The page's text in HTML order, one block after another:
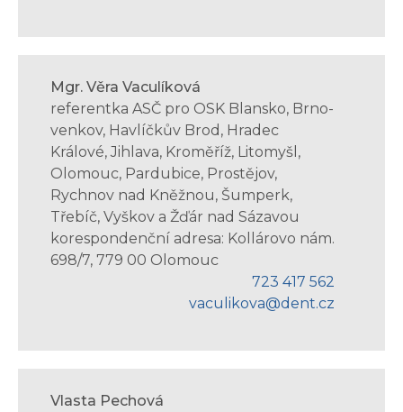
Mgr. Věra Vaculíková
referentka ASČ pro OSK Blansko, Brno-
venkov, Havlíčkův Brod, Hradec
Králové, Jihlava, Kroměříž, Litomyšl,
Olomouc, Pardubice, Prostějov,
Rychnov nad Kněžnou, Šumperk,
Třebíč, Vyškov a Žďár nad Sázavou
korespondenční adresa: Kollárovo nám.
698/7, 779 00 Olomouc
723 417 562
vaculikova@dent.cz
Vlasta Pechová